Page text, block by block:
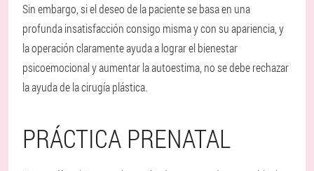
Sin embargo, si el deseo de la paciente se basa en una
profunda insatisfacción consigo misma y con su apariencia, y
la operación claramente ayuda a lograr el bienestar
psicoemocional y aumentar la autoestima, no se debe rechazar
la ayuda de la cirugía plástica.
PRÁCTICA PRENATAL